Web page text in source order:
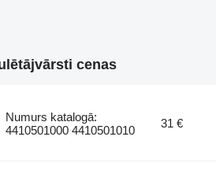
cenas
Numurs katalogā:
4410501000 4410501010
31 €